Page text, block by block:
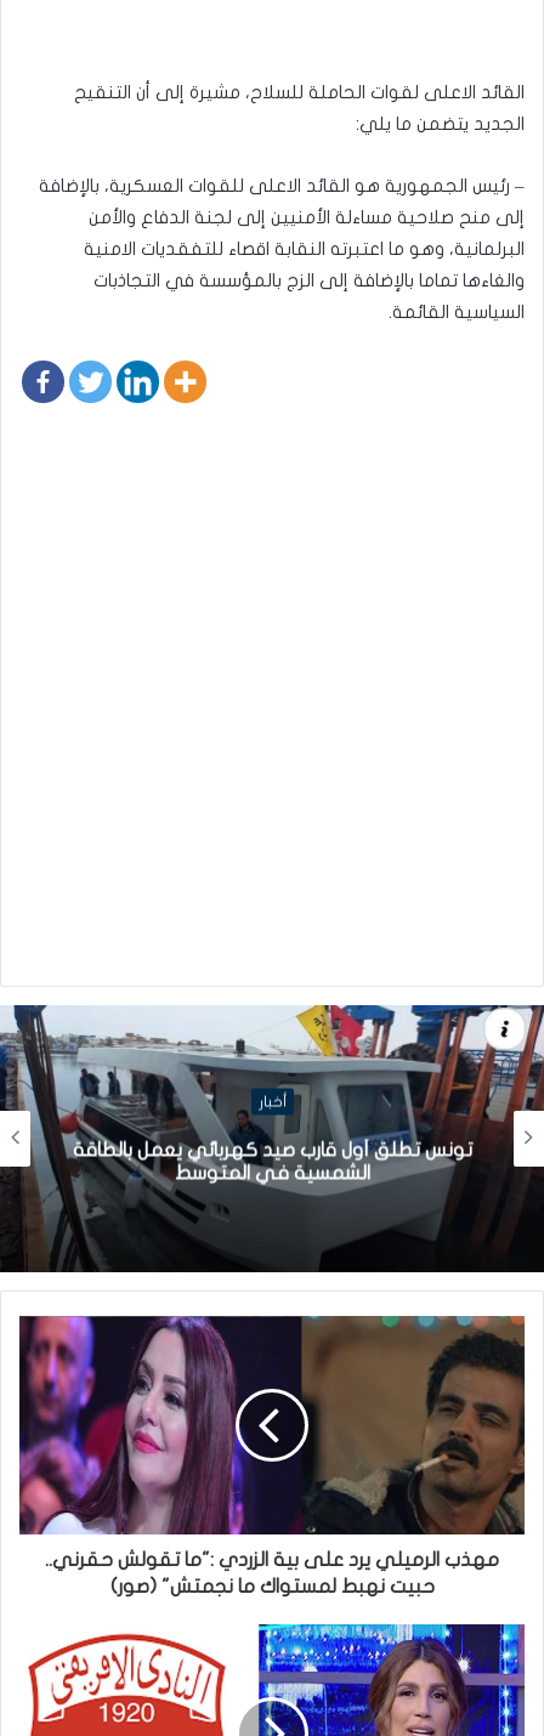
القائد الاعلى لقوات الحاملة للسلاح، مشيرة إلى أن التنقيح
الجديد يتضمن ما يلي:
– رئيس الجمهورية هو القائد الاعلى للقوات العسكرية، بالإضافة
إلى منح صلاحية مساءلة الأمنيين إلى لجنة الدفاع والأمن
البرلمانية، وهو ما اعتبرته النقابة اقصاء للتفقديات الامنية
والغاءها تماما بالإضافة إلى الزج بالمؤسسة في التجاذبات
السياسية القائمة.
أخبار
تونس تطلق أول قارب صيد كهربائي يعمل بالطاقة
الشمسية في المتوسط
مهذب الرميلي يرد على بية الزردي :"ما تقولش حقرني..
حبيت نهبط لمستواك ما نجمتش" (صور)